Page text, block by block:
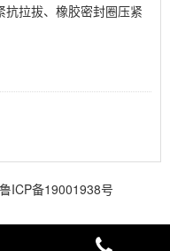
拉拔、橡胶密封圈压紧
鲁ICP备19001938号